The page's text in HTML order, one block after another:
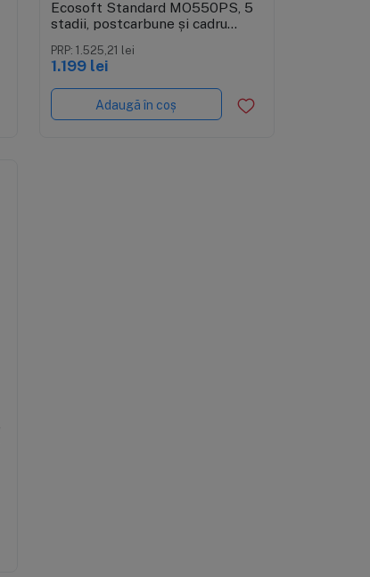
Ecosoft Standard MO550PS, 5
stadii, postcarbune și cadru
PRP: 1.525,21 lei
1.199 lei
Adaugă în coș